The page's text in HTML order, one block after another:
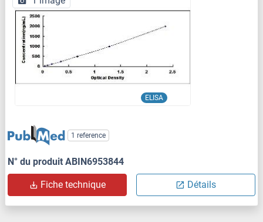
ELISA
1 reference
N° du produit ABIN6953844
Fiche technique Détails